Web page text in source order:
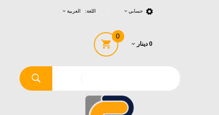
اللغة: العربية حسابي
0
0 دينار